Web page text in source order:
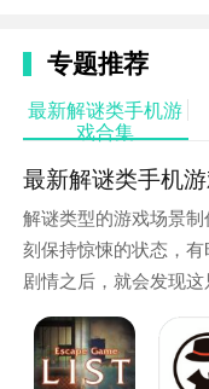
1.要尽快的了解自
的情况等等。
中进行反击。
3.里面有坏人，因
动，否则您将很难
游戏特色
1、原创的剧情解
专题推荐
最新解谜类手机游
戏合集
最新解谜类手机
解谜类型的游戏场景
刻保持惊悚的状态，
剧情之后，就会发现
所有谜题所隐藏的剧
和经过，在这之前你
戏，隐藏起来的剧情